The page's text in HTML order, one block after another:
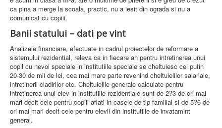
ca pina a merge la scoala, practic, nu a iesit din ograda si nu a
comunicat cu copiii.
Banii statului – dati pe vint
Analizele financiare, efectuate in cadrul proiectelor de reformare a
sistemului rezidential, releva ca in fiecare an pentru intretinerea unui
copil cu nevoi speciale in institutiile speciale se cheltuiesc cel putin
20-30 de mii de lei, cea mai mare parte revenind cheltuielilor salariale,
intretinerii cladirilor etc. Cheltuielile generale calculate pentru
intretinerea unui elev in institutiile rezidentiale sunt de 2?3 de ori mai
mari decit cele pentru copiii aflati in casele de tip familial si de 5?6 de
ori mai mari decit cele pentru elevii din institutiile de invatamint
general.